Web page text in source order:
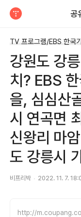
공
TV 프로그램/EBS 한국
강원도 강
치? EBS
을, 심심산
시 연곡면
신왕리 마
도 강릉시
비프리박 2022. 11. 7.
http://